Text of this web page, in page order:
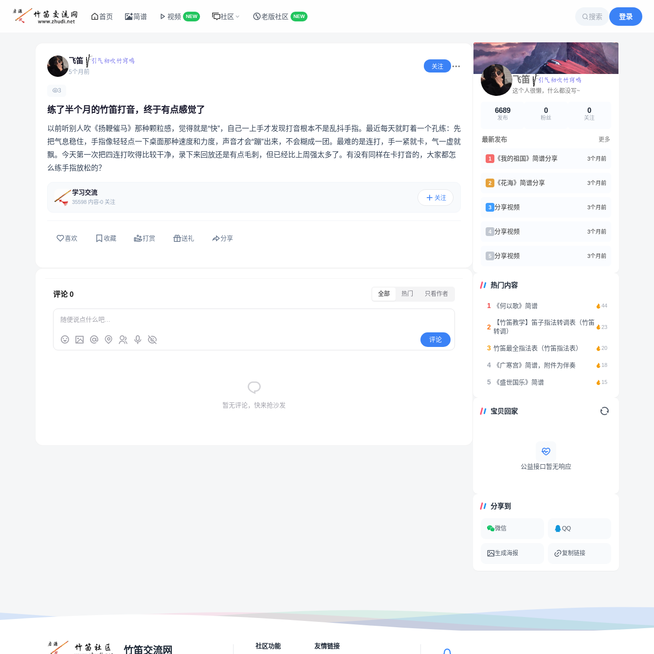
首页 简谱 视频 NEW 社区 老版社区 NEW 搜索 登录
飞笛
5个月前
关注
3
练了半个月的竹笛打音，终于有点感觉了
以前听别人吹《扬鞭催马》那种颗粒感，觉得就是“快”，自己一上手才发现打音根本不是乱抖手指。最近每天就盯着一个孔练：先
把气息稳住，手指像轻轻点一下桌面那种速度和力度，声音才会“蹦”出来，不会糊成一团。最难的是连打，手一紧就卡，气一虚就
飘。今天第一次把四连打吹得比较干净，录下来回放还是有点毛刺，但已经比上周强太多了。有没有同样在卡打音的，大家都怎
么练手指放松的？
学习交流
35598 内容 0 关注
关注
喜欢 收藏 打赏 送礼 分享
评论0 全部 热门 只看作者
评论
暂无评论，快来抢沙发
飞笛
这个人很懒，什么都没写~
6689
发布
0
粉丝
0
关注
最新发布 更多
1 《我的祖国》简谱分享 3个月前
2 《花海》简谱分享 3个月前
3 分享视频 3个月前
4 分享视频 3个月前
5 分享视频 3个月前
热门内容
1 《何以歌》简谱 44
2
【竹笛教学】笛子指法转调表（竹笛
转调）
23
3 竹笛最全指法表（竹笛指法表） 20
4 《广寒宫》简谱，附件为伴奏 18
5 《盛世国乐》简谱 15
宝贝回家
公益接口暂无响应
分享到
微信 QQ
生成海报 复制链接
竹笛交流网 社区功能 友情链接